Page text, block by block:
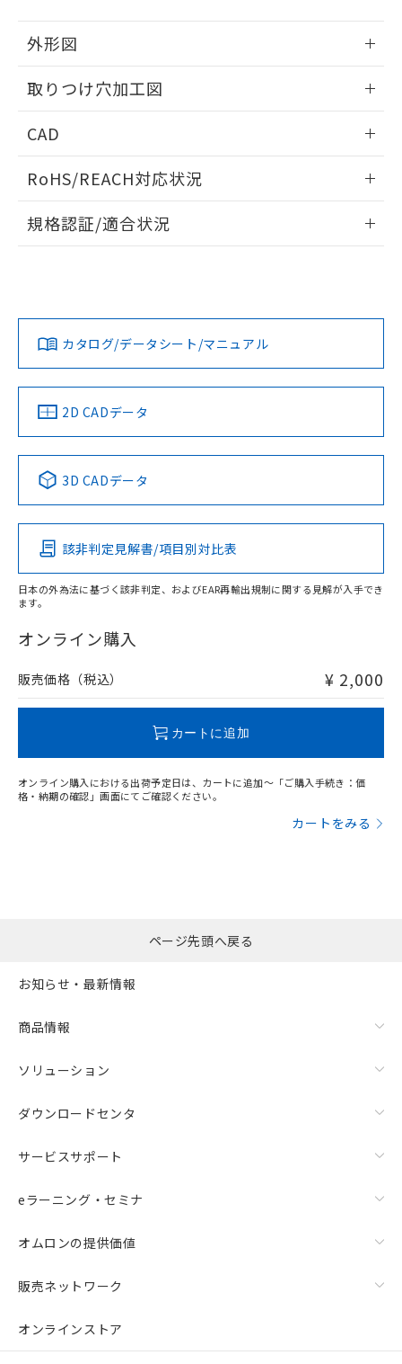
外形図
取りつけ穴加工図
CAD
ドすることができます。
ログイン/会員登録
ダウンロードデータをご利用いただく前に、以下を必ずお読
みください。
ソフトウェアの使用条件
RoHS/REACH対応状況
EU RoHS 注意事項・凡例
対応済み
中国 RoHS 注意事項・凡例
Pb Hg Cd Cr(VI)
O
在庫等で未対応品が混在する可能性があります。
問い合わせください。
規格認証/適合状況
カタログ/データシート/マニュアル
2D CADデータ
3D CADデータ
該非判定見解書/項目別対比表
日本の外為法に基づく該非判定、およびEAR再輸出規制に関する見解が入手でき
ます。
オンライン購入
販売価格（税込） ¥ 2,000
カートに追加
オンライン購入における出荷予定日は、カートに追加～「ご購入手続き：価
格・納期の確認」画面にてご確認ください。
カートをみる
品・サービスに関するお客様との取
の共同利用に関して"
用者の範囲」に記載されている法人を
EU RoHS指令（10物質）の非含有証明書
51物質の非含有証明書（当社基準）
※本証明書は発行日時点で非含有を証明す
物質の対応では、対応完了までの期間は出
荷製品に未対応品が混在することから備考
欄に対応日を記載しておりました。
既に当社にて対応品への在庫切替を完了
ページ先頭へ戻る
お知らせ・最新情報
商品情報
ソリューション
ダウンロードセンタ
サービスサポート
eラーニング・セミナ
オムロンの提供価値
販売ネットワーク
オンラインストア